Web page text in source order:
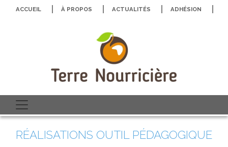
ACCUEIL À PROPOS ACTUALITÉS ADHÉSION
RÉALISATIONS OUTIL PÉDAGOGIQUE